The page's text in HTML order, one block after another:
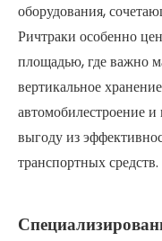
оборудования,
Ричтраки особенно
площадью, где важно
вертикальное
автомобилестроение
выгоду из
транспортных средств.